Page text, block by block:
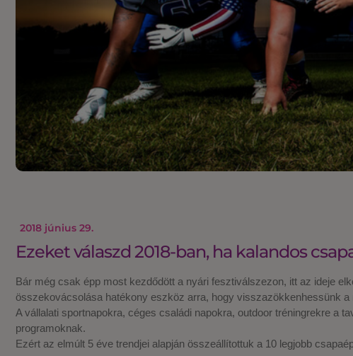
2018 június 29.
Ezeket válaszd 2018-ban, ha kalandos
Bár még csak épp most kezdődött a nyári fesztiválszezon, itt az ideje
összekovácsolása hatékony eszköz arra, hogy visszazökkenhessünk
A vállalati sportnapokra, céges családi napokra, outdoor tréningrekre a
programoknak.
Ezért az elmúlt 5 éve trendjei alapján összeállítottuk a 10 legjobb